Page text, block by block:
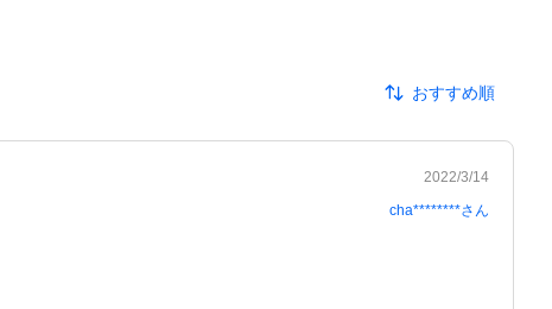
おすすめ順
2022/3/14
cha********さん